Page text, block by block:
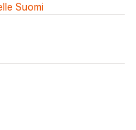
Suomi